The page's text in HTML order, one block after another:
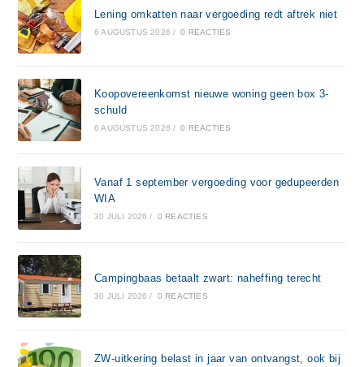
Lening omkatten naar vergoeding redt aftrek niet
6 AUGUSTUS 2026 / 0 REACTIES
Koopovereenkomst nieuwe woning geen box 3-
schuld
6 AUGUSTUS 2026 / 0 REACTIES
Vanaf 1 september vergoeding voor gedupeerden
WIA
30 JULI 2026 / 0 REACTIES
Campingbaas betaalt zwart: naheffing terecht
30 JULI 2026 / 0 REACTIES
ZW-uitkering belast in jaar van ontvangst, ook bij